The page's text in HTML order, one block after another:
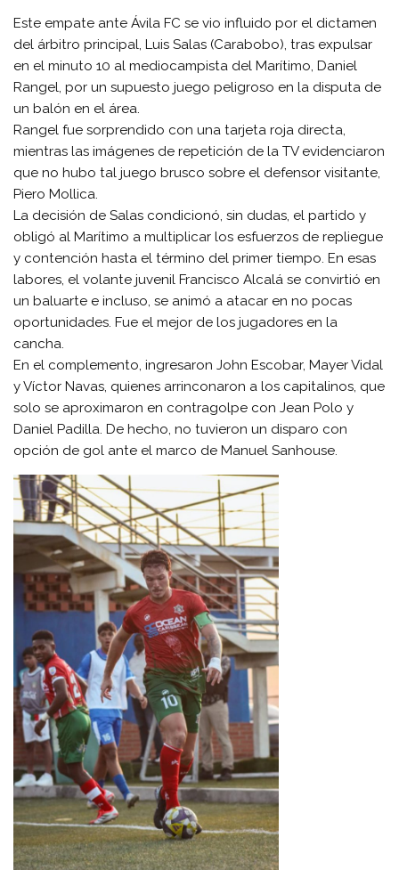
Este empate ante Ávila FC se vio influido por el dictamen
del árbitro principal, Luis Salas (Carabobo), tras expulsar
en el minuto 10 al mediocampista del Marítimo, Daniel
Rangel, por un supuesto juego peligroso en la disputa de
un balón en el área.
Rangel fue sorprendido con una tarjeta roja directa,
mientras las imágenes de repetición de la TV evidenciaron
que no hubo tal juego brusco sobre el defensor visitante,
Piero Mollica.
La decisión de Salas condicionó, sin dudas, el partido y
obligó al Marítimo a multiplicar los esfuerzos de repliegue
y contención hasta el término del primer tiempo. En esas
labores, el volante juvenil Francisco Alcalá se convirtió en
un baluarte e incluso, se animó a atacar en no pocas
oportunidades. Fue el mejor de los jugadores en la
cancha.
En el complemento, ingresaron John Escobar, Mayer Vidal
y Víctor Navas, quienes arrinconaron a los capitalinos, que
solo se aproximaron en contragolpe con Jean Polo y
Daniel Padilla. De hecho, no tuvieron un disparo con
opción de gol ante el marco de Manuel Sanhouse.